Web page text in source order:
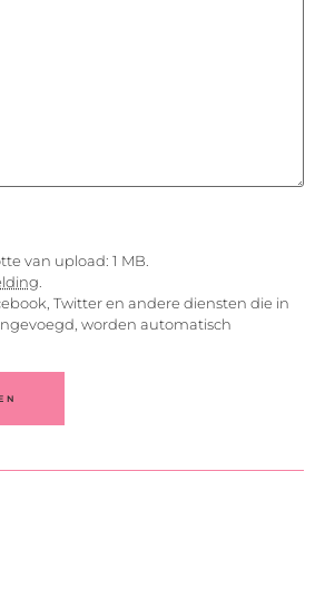
van upload: 1 MB.
Twitter en andere diensten die in
worden automatisch